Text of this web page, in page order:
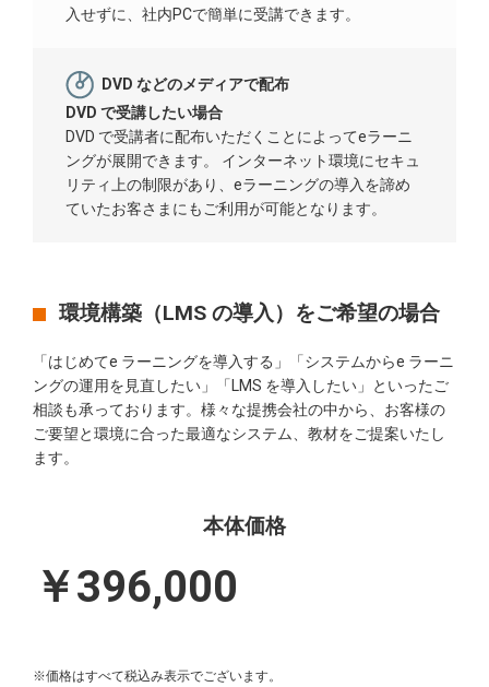
入せずに、社内PCで簡単に受講できます。
DVD などのメディアで配布
DVD で受講したい場合
DVD で受講者に配布いただくことによってeラーニ
ングが展開できます。 インターネット環境にセキュ
リティ上の制限があり、eラーニングの導入を諦め
ていたお客さまにもご利用が可能となります。
環境構築（LMS の導入）をご希望の場合
「はじめてe ラーニングを導入する」「システムからe ラーニ
ングの運用を見直したい」「LMS を導入したい」といったご
相談も承っております。様々な提携会社の中から、お客様の
ご要望と環境に合った最適なシステム、教材をご提案いたし
ます。
本体価格
￥396,000
※価格はすべて税込み表示でございます。